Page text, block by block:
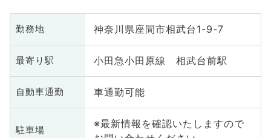
勤務地 神奈川県座間市相武台1-9-7
最寄り駅 小田急小田原線 相武台前駅
自動車通勤 車通勤可能
駐車場
※最新情報を確認いたしますので